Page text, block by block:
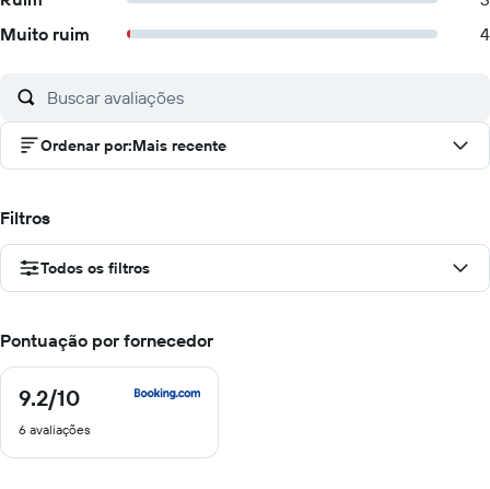
Muito ruim
4
Ordenar por:Mais recente
Filtros
Todos os filtros
Pontuação por fornecedor
9.2/10
9.2
10
6 avaliações